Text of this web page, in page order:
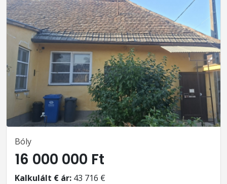
Bóly
16 000 000 Ft
Kalkulált € ár: 43 716 €